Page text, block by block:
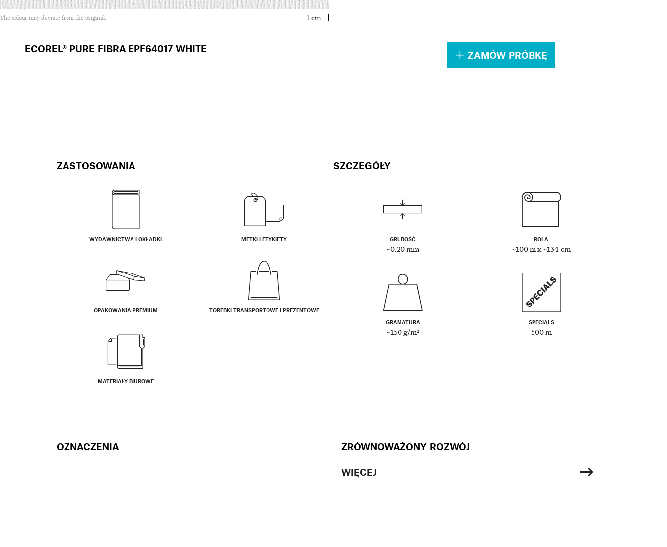
The colour may deviate from the original. 1 cm
ECOREL® PURE FIBRA EPF64017 WHITE
ZAMÓW PRÓBKĘ
ZASTOSOWANIA
WYDAWNICTWA I OKŁADKI METKI I ETYKIETY
OPAKOWANIA PREMIUM TOREBKI TRANSPORTOWE I PREZENTOWE
MATERIAŁY BIUROWE
SZCZEGÓŁY
GRUBOŚĆ
~0.20 mm
ROLA
~100 m x ~134 cm
GRAMATURA
~150 g/m²
SPECIALS
500 m
OZNACZENIA ZRÓWNOWAŻONY ROZWÓJ
WIĘCEJ